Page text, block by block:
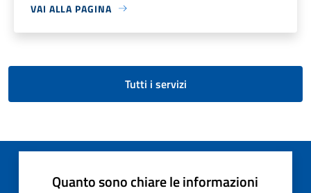
VAI ALLA PAGINA
Tutti i servizi
Quanto sono chiare le informazioni